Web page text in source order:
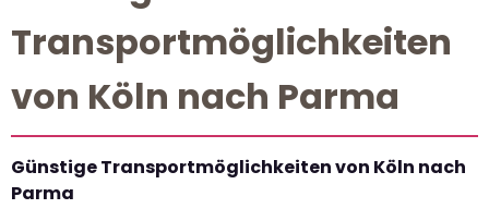
Transportmöglichkeiten
von Köln nach Parma
Günstige Transportmöglichkeiten von Köln nach
Parma